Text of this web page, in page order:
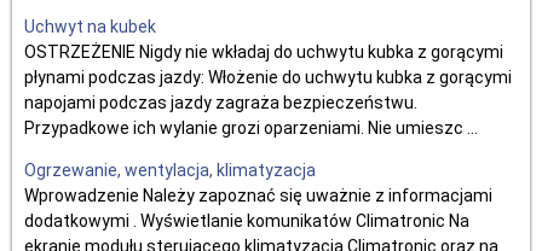
Uchwyt na kubek
OSTRZEŻENIE Nigdy nie wkładaj do uchwytu kubka z gorącymi
płynami podczas jazdy: Włożenie do uchwytu kubka z gorącymi
napojami podczas jazdy zagraża bezpieczeństwu.
Przypadkowe ich wylanie grozi oparzeniami. Nie umieszc ...
Ogrzewanie, wentylacja, klimatyzacja
Wprowadzenie Należy zapoznać się uważnie z informacjami
dodatkowymi . Wyświetlanie komunikatów Climatronic Na
ekranie modułu sterującego klimatyzacją Climatronic oraz na